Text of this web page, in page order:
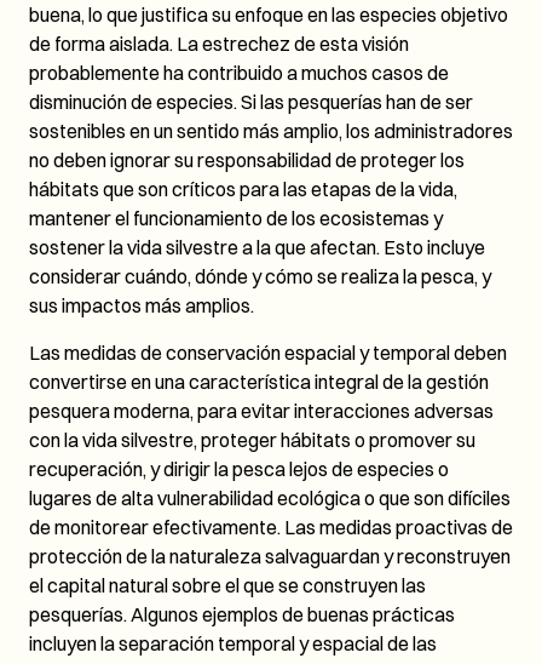
buena, lo que justifica su enfoque en las especies objetivo
de forma aislada. La estrechez de esta visión
probablemente ha contribuido a muchos casos de
disminución de especies. Si las pesquerías han de ser
sostenibles en un sentido más amplio, los administradores
no deben ignorar su responsabilidad de proteger los
hábitats que son críticos para las etapas de la vida,
mantener el funcionamiento de los ecosistemas y
sostener la vida silvestre a la que afectan. Esto incluye
considerar cuándo, dónde y cómo se realiza la pesca, y
sus impactos más amplios.
Las medidas de conservación espacial y temporal deben
convertirse en una característica integral de la gestión
pesquera moderna, para evitar interacciones adversas
con la vida silvestre, proteger hábitats o promover su
recuperación, y dirigir la pesca lejos de especies o
lugares de alta vulnerabilidad ecológica o que son difíciles
de monitorear efectivamente. Las medidas proactivas de
protección de la naturaleza salvaguardan y reconstruyen
el capital natural sobre el que se construyen las
pesquerías. Algunos ejemplos de buenas prácticas
incluyen la separación temporal y espacial de las